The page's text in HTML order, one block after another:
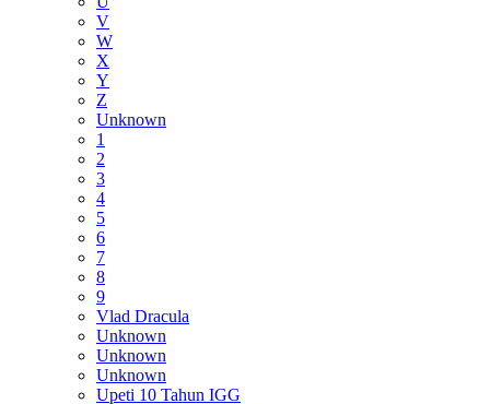
V
W
X
Y
Z
Unknown
1
2
3
4
5
6
7
8
9
Vlad Dracula
Unknown
Unknown
Unknown
Upeti 10 Tahun IGG